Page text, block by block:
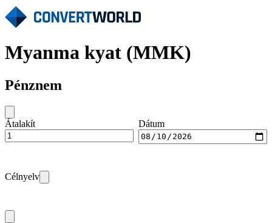
Myanma kyat (MMK)
Pénznem
Átalakít Dátum
Célnyelv